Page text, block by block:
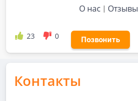
О нас Отзывы
23 0 Позвонить
Контакты